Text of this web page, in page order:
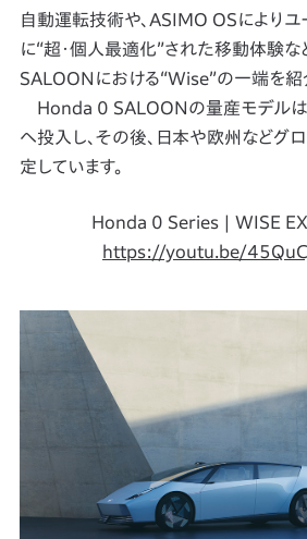
自動運転技術や、ASIMO OSによりユ
に“超・個人最適化”された移動体験な
SALOONにおける“Wise”の一端を紹
Honda 0 SALOONの量産モデル
へ投入し、その後、日本や欧州などグ
定しています。
Honda 0 Series | WISE
https://youtu.be/